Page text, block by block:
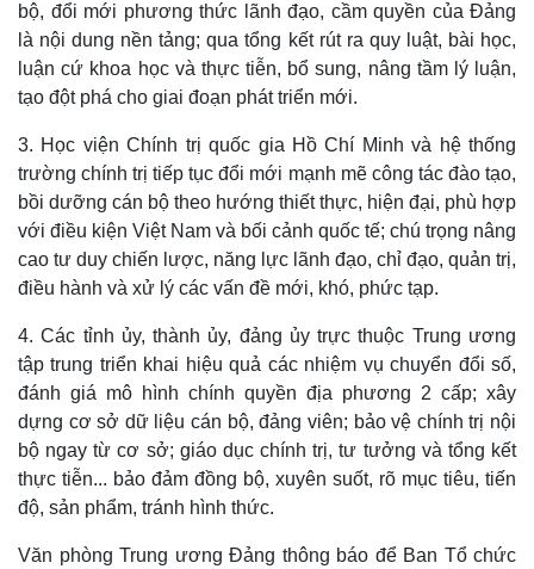
Thể thao
Bóng đá
Ô tô
bộ, đổi mới phương thức lãnh đạo, cầm quyền của Đảng
là nội dung nền tảng; qua tổng kết rút ra quy luật, bài học,
luận cứ khoa học và thực tiễn, bổ sung, nâng tầm lý luận,
tạo đột phá cho giai đoạn phát triển mới.
3. Học viện Chính trị quốc gia Hồ Chí Minh và hệ thống
trường chính trị tiếp tục đổi mới mạnh mẽ công tác đào tạo,
bồi dưỡng cán bộ theo hướng thiết thực, hiện đại, phù hợp
với điều kiện Việt Nam và bối cảnh quốc tế; chú trọng nâng
cao tư duy chiến lược, năng lực lãnh đạo, chỉ đạo, quản trị,
điều hành và xử lý các vấn đề mới, khó, phức tạp.
4. Các tỉnh ủy, thành ủy, đảng ủy trực thuộc Trung ương
tập trung triển khai hiệu quả các nhiệm vụ chuyển đổi số,
đánh giá mô hình chính quyền địa phương 2 cấp; xây
dựng cơ sở dữ liệu cán bộ, đảng viên; bảo vệ chính trị nội
bộ ngay từ cơ sở; giáo dục chính trị, tư tưởng và tổng kết
thực tiễn... bảo đảm đồng bộ, xuyên suốt, rõ mục tiêu, tiến
độ, sản phẩm, tránh hình thức.
Văn phòng Trung ương Đảng thông báo để Ban Tổ chức